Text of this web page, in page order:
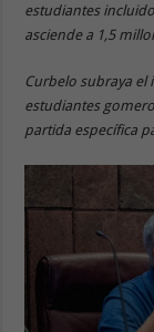
estudiantes
asciende a 1,5
Curbelo subraya el
estudiantes
partida específica